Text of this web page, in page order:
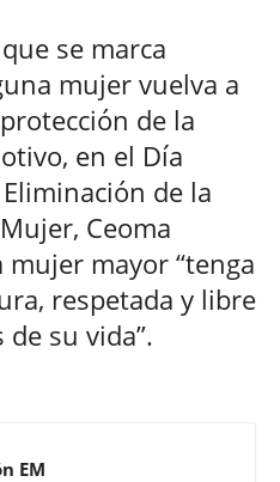
se marca
mujer vuelva a
de la
en el Día
de la
Ceoma
mayor “tenga
respetada y libre
su vida”.
EM